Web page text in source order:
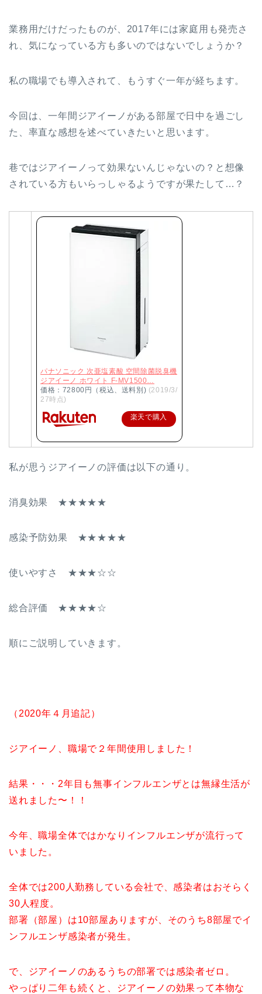
業務用だけだったものが、2017年には家庭用も発売さ
れ、気になっている方も多いのではないでしょうか？
私の職場でも導入されて、もうすぐ一年が経ちます。
今回は、一年間ジアイーノがある部屋で日中を過ごし
た、率直な感想を述べていきたいと思います。
巷ではジアイーノって効果ないんじゃないの？と想像
されている方もいらっしゃるようですが果たして…？
パナソニック 次亜塩素酸 空間除菌脱臭機
ジアイーノ ホワイト F-MV1500…
価格：72800円（税込、送料別) (2019/3/
27時点)
楽天で購入
私が思うジアイーノの評価は以下の通り。
消臭効果 ★★★★★
感染予防効果 ★★★★★
使いやすさ ★★★☆☆
総合評価 ★★★★☆
順にご説明していきます。
（2020年４月追記）
ジアイーノ、職場で２年間使用しました！
結果・・・2年目も無事インフルエンザとは無縁生活が
送れました〜！！
今年、職場全体ではかなりインフルエンザが流行って
いました。
全体では200人勤務している会社で、感染者はおそらく
30人程度。
部署（部屋）は10部屋ありますが、そのうち8部屋でイ
ンフルエンザ感染者が発生。
で、ジアイーノのあるうちの部署では感染者ゼロ。
やっぱり二年も続くと、ジアイーノの効果って本物な